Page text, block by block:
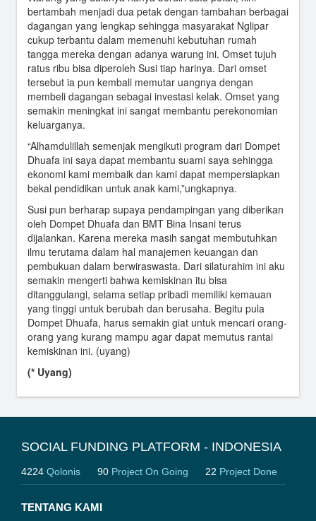
bertambah menjadi dua petak dengan tambahan berbagai
dagangan yang lengkap sehingga masyarakat Nglipar
cukup terbantu dalam memenuhi kebutuhan rumah
tangga mereka dengan adanya warung ini. Omset tujuh
ratus ribu bisa diperoleh Susi tiap harinya. Dari omset
tersebut ia pun kembali memutar uangnya dengan
membeli dagangan sebagai investasi kelak. Omset yang
semakin meningkat ini sangat membantu perekonomian
keluarganya.
“Alhamdulillah semenjak mengikuti program dari Dompet
Dhuafa ini saya dapat membantu suami saya sehingga
ekonomi kami membaik dan kami dapat mempersiapkan
bekal pendidikan untuk anak kami,”ungkapnya.
Susi pun berharap supaya pendampingan yang diberikan
oleh Dompet Dhuafa dan BMT Bina Insani terus
dijalankan. Karena mereka masih sangat membutuhkan
ilmu terutama dalam hal manajemen keuangan dan
pembukuan dalam berwiraswasta. Dari silaturahim ini aku
semakin mengerti bahwa kemiskinan itu bisa
ditanggulangi, selama setiap pribadi memiliki kemauan
yang tinggi untuk berubah dan berusaha. Begitu pula
Dompet Dhuafa, harus semakin giat untuk mencari orang-
orang yang kurang mampu agar dapat memutus rantai
kemiskinan ini. (uyang)
(* Uyang)
SOCIAL FUNDING PLATFORM - INDONESIA
4224 Qolonis 90 Project On Going 22 Project Done
TENTANG KAMI